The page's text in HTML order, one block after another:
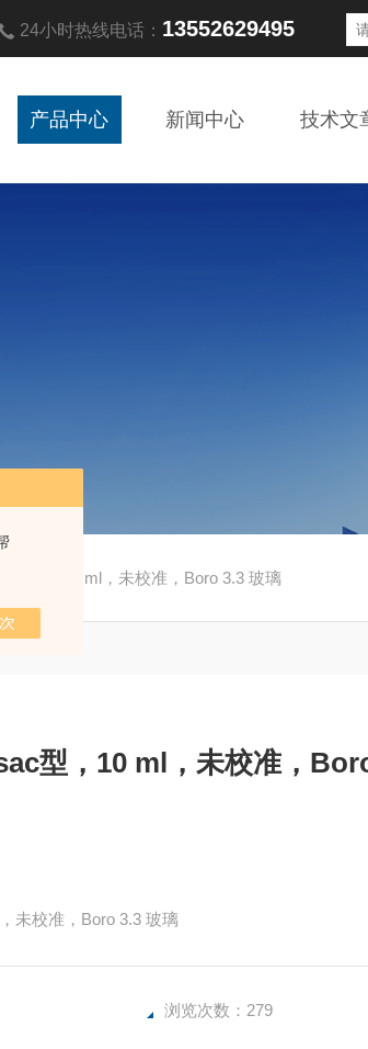
24小时热线电话： 13552629495
产品中心 新闻中心 技术文
型，10 ml，未校准，Boro 3.3 玻璃
型，10 ml，未校准，
未校准，Boro 3.3 玻璃
浏览次数：279